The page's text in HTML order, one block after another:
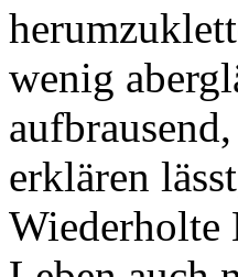
wenig
erklären
Wiederholte